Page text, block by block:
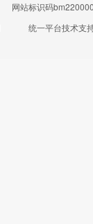
网站标识码
统一平台技术支